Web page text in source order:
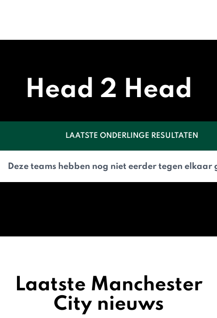
Head 2 Head
LAATSTE ONDERLINGE RESULTATEN
Deze teams hebben nog niet eerder tegen elkaar
Laatste Manchester
City nieuws